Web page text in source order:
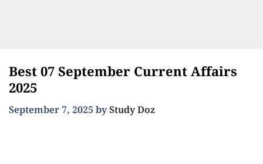
Best 07 September Current Affairs
2025
September 7, 2025 byStudy Doz